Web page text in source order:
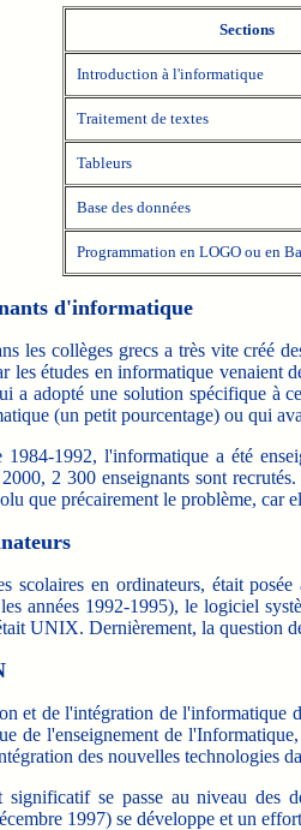
Sections
Introduction à l'informatique
Traitement de textes
Tableurs
Base des données
Programmation en LOGO ou en
d'informatique
collèges grecs a très vite créé
les études en informatique venaient
adopté une solution spécifique à
(un petit pourcentage) ou qui
1992, l'informatique a été
2 300 enseignants sont
que précairement le problème, car
en ordinateurs, était
années 1992-1995), le logiciel
UNIX. Dernièrement, la question
de l'intégration de l'informatique
de l'enseignement de
des nouvelles technologies
se passe au niveau des
1997) se développe et un